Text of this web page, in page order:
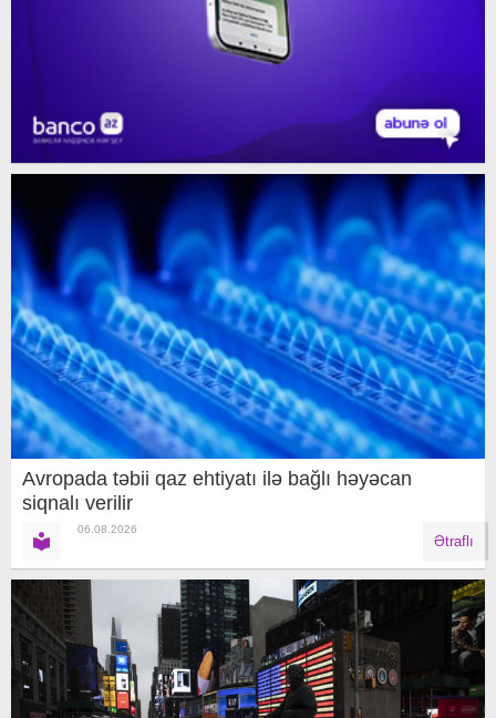
Avropada təbii qaz ehtiyatı ilə bağlı həyəcan
siqnalı verilir
06.08.2026
Ətraflı